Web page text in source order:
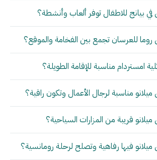
بيانج للاطفال توفر ألعاب وأنشطة؟
للعرسان تجمع بين الفخامة والموقع؟
امستردام مناسبة للإقامة الطويلة؟
مناسبة لرجال الأعمال وتكون راقية؟
قريبة من المزارات السياحية؟
فيها رفاهية وتصلح لرحلة رومانسية؟